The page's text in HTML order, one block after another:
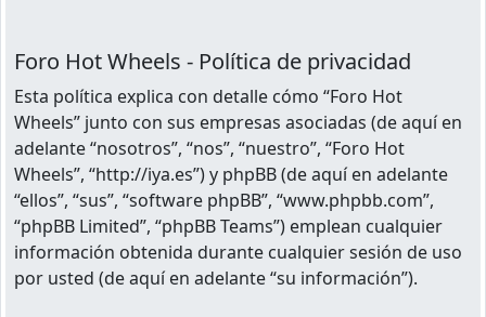
Foro Hot Wheels - Política de privacidad
Esta política explica con detalle cómo “Foro Hot
Wheels” junto con sus empresas asociadas (de aquí en
adelante “nosotros”, “nos”, “nuestro”, “Foro Hot
Wheels”, “http://iya.es”) y phpBB (de aquí en adelante
“ellos”, “sus”, “software phpBB”, “www.phpbb.com”,
“phpBB Limited”, “phpBB Teams”) emplean cualquier
información obtenida durante cualquier sesión de uso
por usted (de aquí en adelante “su información”).